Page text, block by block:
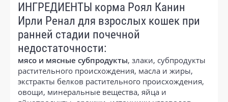
ИНГРЕДИЕНТЫ корма Роял Канин
Ирли Ренал для взрослых кошек при
ранней стадии почечной
недостаточности:
мясо и мясные субпродукты, злаки, субпродукты
растительного происхождения, масла и жиры,
экстракты белков растительного происхождения,
овощи, минеральные вещества, яйца и